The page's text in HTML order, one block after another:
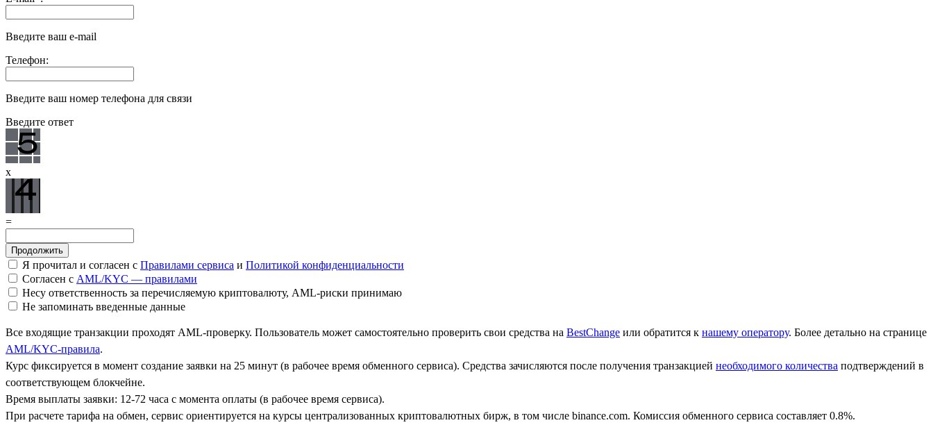
Введите ваш e-mail
Телефон:
Введите ваш номер телефона для связи
Введите ответ
x
=
Я прочитал и согласен с Правилами сервиса и Политикой конфиденциальности
Согласен с AML/KYC — правилами
Несу ответственность за перечисляемую криптовалюту, AML-риски принимаю
Не запоминать введенные данные
Все входящие транзакции проходят AML-проверку. Пользователь может самостоятельно проверить свои средства на BestChange или обратится к нашему оператору. Более детально на странице
AML/KYC-правила.
Курс фиксируется в момент создание заявки на 25 минут (в рабочее время обменного сервиса). Средства зачисляются после получения транзакцией необходимого количества подтверждений в
соответствующем блокчейне.
Время выплаты заявки: 12-72 часа с момента оплаты (в рабочее время сервиса).
При расчете тарифа на обмен, сервис ориентируется на курсы централизованных криптовалютных бирж, в том числе binance.com. Комиссия обменного сервиса составляет 0.8%.